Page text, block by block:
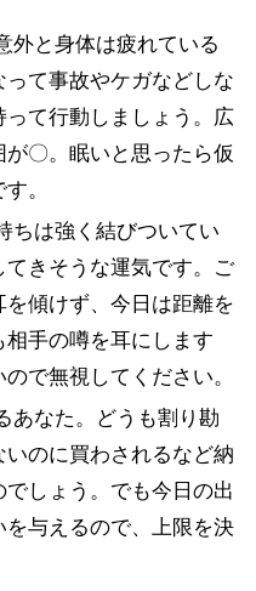
外と身体は疲れている
て事故やケガなどしな
て行動しましょう。広
〇。眠いと思ったら仮
。
ちは強く結びついてい
きそうな運気です。ご
傾けず、今日は距離を
手の噂を耳にします
で無視してください。
あなた。どうも割り勘
のに買わされるなど納
しょう。でも今日の出
与えるので、上限を決